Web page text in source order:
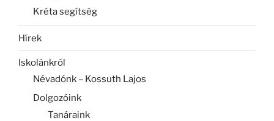
Kréta segítség
Hírek
Iskolánkról
Névadónk – Kossuth Lajos
Dolgozóink
Tanáraink